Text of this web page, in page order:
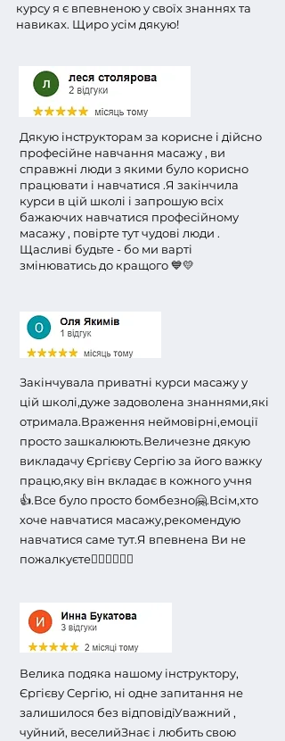
курсу я є впевненою у своїх знаннях та
навиках. Щиро усім дякую!
Дякую інструкторам за корисне і дійсно
професійне навчання масажу , ви
справжні люди з якими було корисно
працювати і навчатися .Я закінчила
курси в цій школі і запрошую всіх
бажаючих навчатися професійному
масажу , повірте тут чудові люди .
Щасливі будьте - бо ми варті
змінюватись до кращого 💙💛
Закінчувала приватні курси масажу у
цій школі,дуже задоволена знаннями,які
отримала.Враження неймовірні,емоції
просто зашкалюють.Величезне дякую
викладачу Єргієву Сергію за його важку
працю,яку він вкладає в кожного учня
👍.Все було просто бомбезно🤗.Всім,хто
хоче навчатися масажу,рекомендую
навчатися саме тут.Я впевнена Ви не
пожалкуєте👍🏼👍🏼👍🏼
Велика подяка нашому інструктору,
Єргієву Сергію, ні одне запитання не
залишилося без відповідіУважний ,
чуйний, веселийЗнає і любить свою